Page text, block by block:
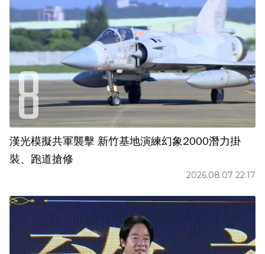
漢光模擬共軍襲擊 新竹基地演練幻象2000潛力掛
裝、跑道搶修
2026.08.07 22:17